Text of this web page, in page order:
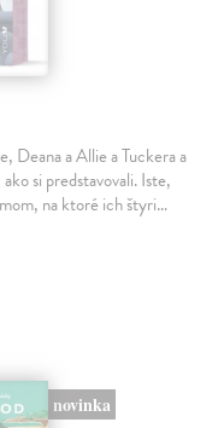
Deana a Allie a Tuckera a
si predstavovali. Iste,
na ktoré ich štyri…
novinka